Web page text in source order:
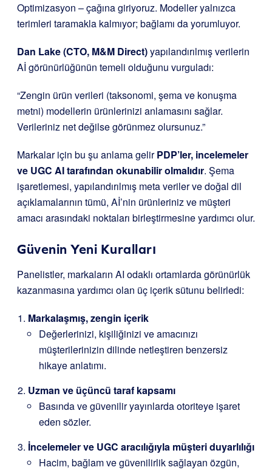
Optimizasyon – çağına giriyoruz. Modeller yalnızca
terimleri taramakla kalmıyor; bağlamı da yorumluyor.
Dan Lake (CTO, M&M Direct)yapılandırılmış verilerin
Aİ görünürlüğünün temeli olduğunu vurguladı:
“Zengin ürün verileri (taksonomi, şema ve konuşma
metni) modellerin ürünlerinizi anlamasını sağlar.
Verileriniz net değilse görünmez olursunuz.”
Markalar için bu şu anlama gelirPDP’ler, incelemeler
ve UGC AI tarafından okunabilir olmalıdır. Şema
işaretlemesi, yapılandırılmış meta veriler ve doğal dil
açıklamalarının tümü, Aİ’nin ürünleriniz ve müşteri
amacı arasındaki noktaları birleştirmesine yardımcı olur.
Güvenin Yeni Kuralları
Panelistler, markaların AI odaklı ortamlarda görünürlük
kazanmasına yardımcı olan üç içerik sütunu belirledi:
Markalaşmış, zengin içerik
Değerlerinizi, kişiliğinizi ve amacınızı
müşterilerinizin dilinde netleştiren benzersiz
hikaye anlatımı.
Uzman ve üçüncü taraf kapsamı
Basında ve güvenilir yayınlarda otoriteye işaret
eden sözler.
İncelemeler ve UGC aracılığıyla müşteri duyarlılığı
Hacim, bağlam ve güvenilirlik sağlayan özgün,